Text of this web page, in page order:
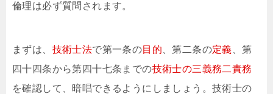
倫理は必ず質問されます。
まずは、 技術士法で第一条の目的 、第二条の定義 、第
四十四条から第四十七条までの技術士の三義務二責務
を確認して、暗唱できるようにしましょう。技術士の